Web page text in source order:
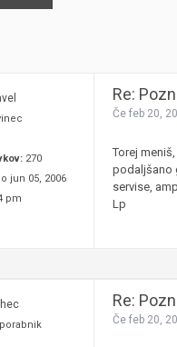
270
jun 05, 2006
pm
Re:
Če feb 20,
Torej
podaljšano
servise,
Lp
Re:
Če feb 20,